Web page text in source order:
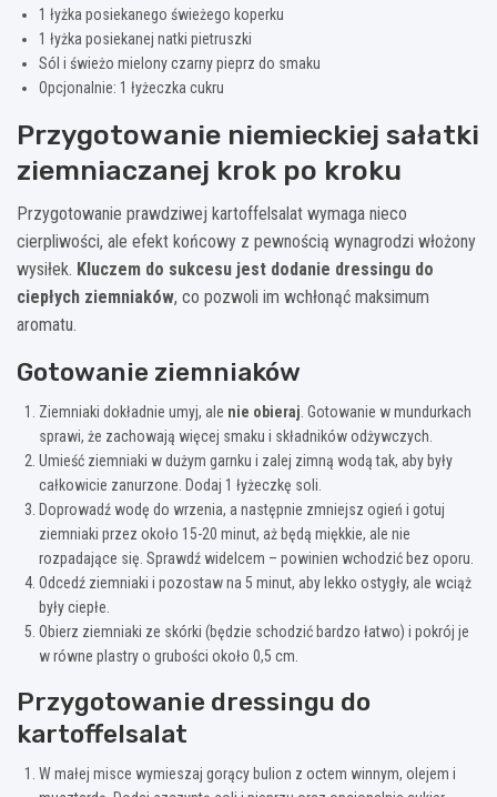
1 łyżka posiekanego świeżego koperku
1 łyżka posiekanej natki pietruszki
Sól i świeżo mielony czarny pieprz do smaku
Opcjonalnie: 1 łyżeczka cukru
Przygotowanie niemieckiej sałatki
ziemniaczanej krok po kroku
Przygotowanie prawdziwej kartoffelsalat wymaga nieco
cierpliwości, ale efekt końcowy z pewnością wynagrodzi włożony
wysiłek. Kluczem do sukcesu jest dodanie dressingu do
ciepłych ziemniaków, co pozwoli im wchłonąć maksimum
aromatu.
Gotowanie ziemniaków
Ziemniaki dokładnie umyj, ale nie obieraj . Gotowanie w mundurkach
sprawi, że zachowają więcej smaku i składników odżywczych.
Umieść ziemniaki w dużym garnku i zalej zimną wodą tak, aby były
całkowicie zanurzone. Dodaj 1 łyżeczkę soli.
Doprowadź wodę do wrzenia, a następnie zmniejsz ogień i gotuj
ziemniaki przez około 15-20 minut, aż będą miękkie, ale nie
rozpadające się. Sprawdź widelcem – powinien wchodzić bez oporu.
Odcedź ziemniaki i pozostaw na 5 minut, aby lekko ostygły, ale wciąż
były ciepłe.
Obierz ziemniaki ze skórki (będzie schodzić bardzo łatwo) i pokrój je
w równe plastry o grubości około 0,5 cm.
Przygotowanie dressingu do
kartoffelsalat
W małej misce wymieszaj gorący bulion z octem winnym, olejem i